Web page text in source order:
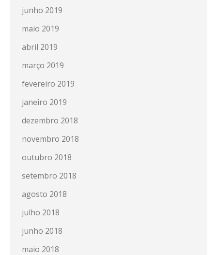
junho 2019
maio 2019
abril 2019
março 2019
fevereiro 2019
janeiro 2019
dezembro 2018
novembro 2018
outubro 2018
setembro 2018
agosto 2018
julho 2018
junho 2018
maio 2018